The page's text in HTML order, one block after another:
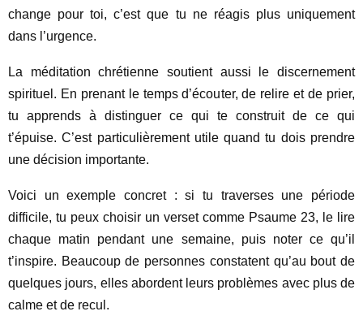
change pour toi, c’est que tu ne réagis plus uniquement
dans l’urgence.
La méditation chrétienne soutient aussi le discernement
spirituel. En prenant le temps d’écouter, de relire et de prier,
tu apprends à distinguer ce qui te construit de ce qui
t’épuise. C’est particulièrement utile quand tu dois prendre
une décision importante.
Voici un exemple concret : si tu traverses une période
difficile, tu peux choisir un verset comme Psaume 23, le lire
chaque matin pendant une semaine, puis noter ce qu’il
t’inspire. Beaucoup de personnes constatent qu’au bout de
quelques jours, elles abordent leurs problèmes avec plus de
calme et de recul.